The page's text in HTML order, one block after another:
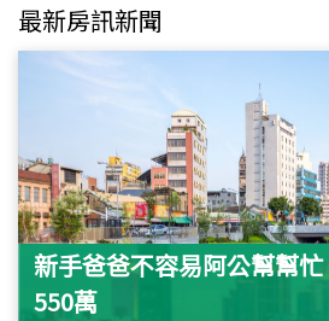
最新房訊新聞
新手爸爸不容易阿公幫幫
550萬